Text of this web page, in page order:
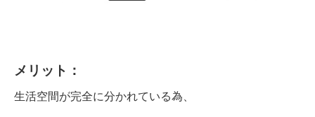
メリット：
生活空間が完全に分かれている為、